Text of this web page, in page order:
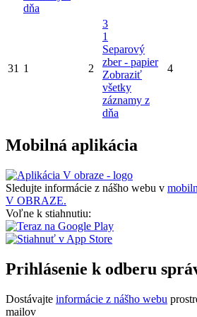
dňa
31 1 2
3
1
Separový
zber - papier
Zobraziť
všetky
záznamy z
dňa
4
Mobilná aplikácia
Sledujte informácie z nášho webu v
V OBRAZE.
Voľne k stiahnutiu:
Prihlásenie k odberu
Dostávajte informácie z nášho webu
mailov